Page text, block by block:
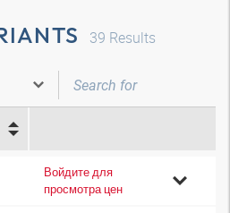
39 Results
Войдите для
просмотра цен